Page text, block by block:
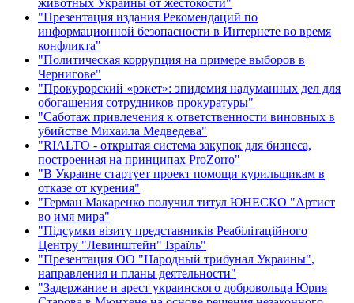
"Презентация издания Рекомендаций по
информационной безопасности в Интернете во время
конфликта"
"Политическая коррупция на примере выборов в
Чернигове"
"Прокурорский «рэкет»: эпидемия надуманных дел для
обогащения сотрудников прокуратуры"
"Саботаж привлечения к ответственности виновных в
убийстве Михаила Медведева"
"RIALTO - открытая система закупок для бизнеса,
построенная на принципах ProZorro"
"В Украине стартует проект помощи курильщикам в
отказе от курения"
"Герман Макаренко получил титул ЮНЕСКО "Артист
во имя мира"
"Підсумки візиту представників Реабілітаційного
Центру "Левинштейн" Ізраїль"
"Презентация ОО "Народный трибунал Украины",
направления и планы деятельности"
"Задержание и арест украинского добровольца Юрия